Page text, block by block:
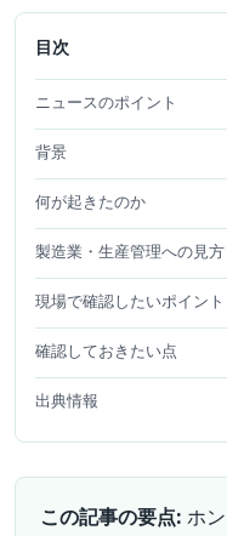
目次
ニュースのポイント
背景
何が起きたのか
製造業・生産管理への見方
現場で確認したいポイント
確認しておきたい点
出典情報
この記事の要点: ホ